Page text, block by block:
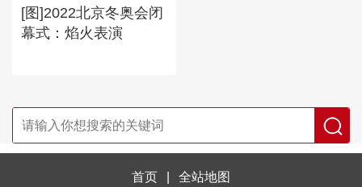
[图]2022北京冬奥会闭
幕式：焰火表演
首页 全站地图